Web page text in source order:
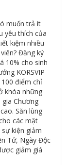
muốn trả ít
yêu thích của
kiệm nhiều
Đăng ký
10% cho sinh
KORSVIP
điểm chỉ
khóa những
gia Chương
Săn lùng
các mặt
kiện giảm
Tử, Ngày Độc
giảm giá